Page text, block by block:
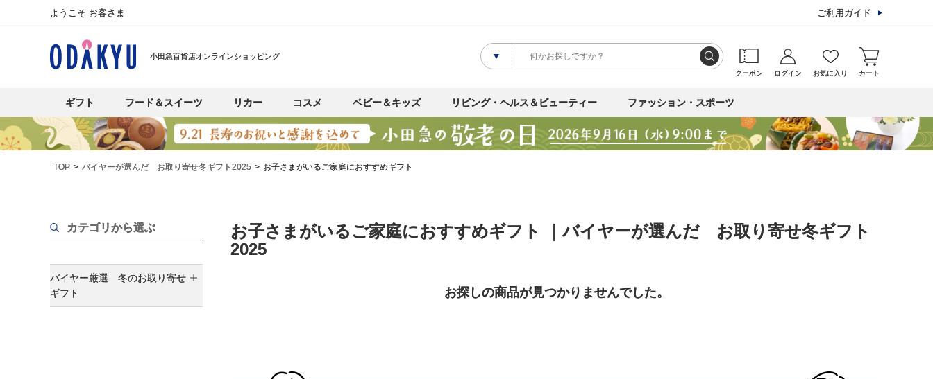
ようこそ お客さま ご利用ガイド
小田急百貨店オンラインショッピング
クーポン ログイン お気に入り カート
ギフト フード＆スイーツ リカー コスメ ベビー＆キッズ リビング・ヘルス＆ビューティー ファッション・スポーツ
TOP バイヤーが選んだ お取り寄せ冬ギフト2025 お子さまがいるご家庭におすすめギフト
カテゴリから選ぶ
バイヤー厳選 冬のお取り寄せ
ギフト
お子さまがいるご家庭におすすめギフト ｜バイヤーが選んだ お取り寄せ冬ギフト
2025
お探しの商品が見つかりませんでした。